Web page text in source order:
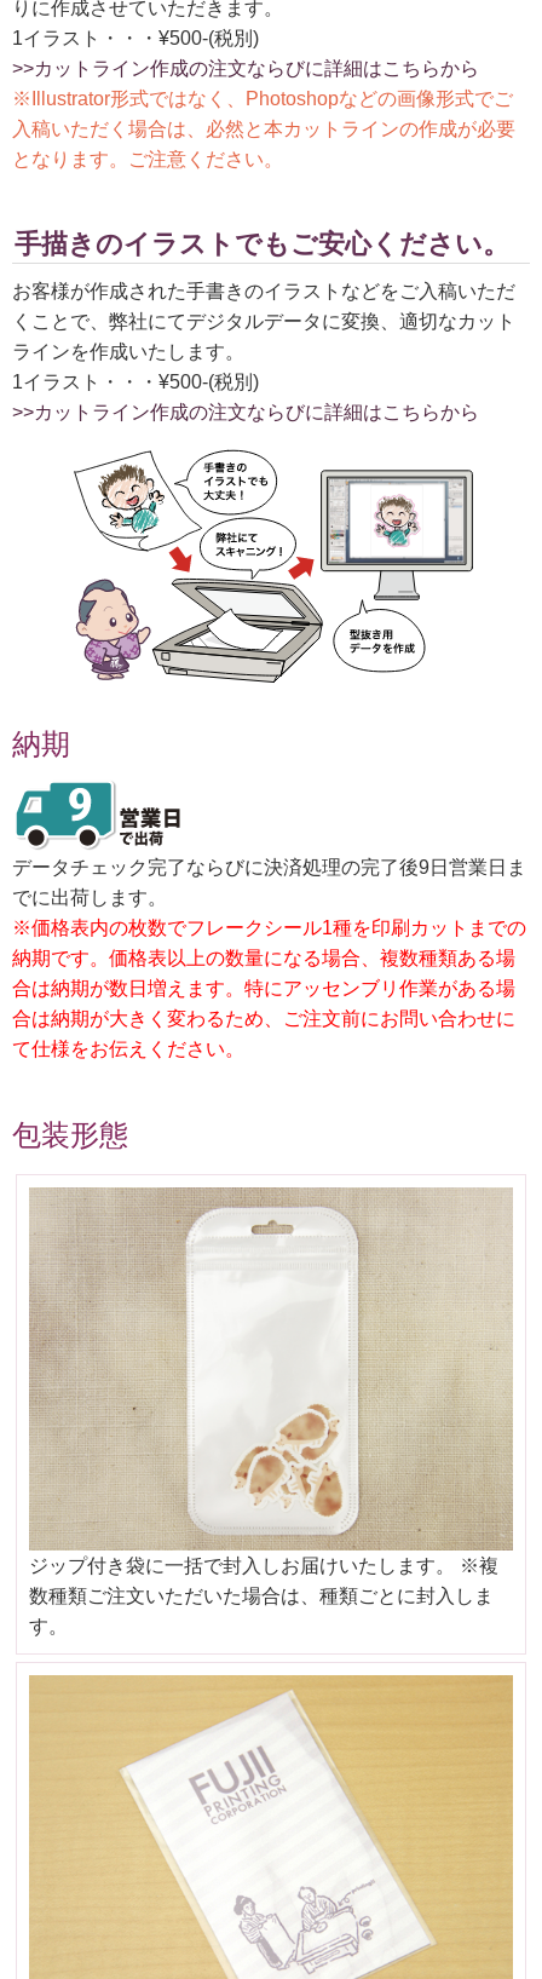
りに作成させていただきます。
1イラスト・・・¥500-(税別)
>>カットライン作成の注文ならびに詳細はこちらから
※Illustrator形式ではなく、Photoshopなどの画像形式でご
入稿いただく場合は、必然と本カットラインの作成が必要
となります。ご注意ください。
手描きのイラストでもご安心ください。
お客様が作成された手書きのイラストなどをご入稿いただ
くことで、弊社にてデジタルデータに変換、適切なカット
ラインを作成いたします。
1イラスト・・・¥500-(税別)
>>カットライン作成の注文ならびに詳細はこちらから
納期
データチェック完了ならびに決済処理の完了後9日営業日ま
でに出荷します。
※価格表内の枚数でフレークシール1種を印刷カットまでの
納期です。価格表以上の数量になる場合、複数種類ある場
合は納期が数日増えます。特にアッセンブリ作業がある場
合は納期が大きく変わるため、ご注文前にお問い合わせに
て仕様をお伝えください。
包装形態
ジップ付き袋に一括で封入しお届けいたします。 ※複
数種類ご注文いただいた場合は、種類ごとに封入しま
す。